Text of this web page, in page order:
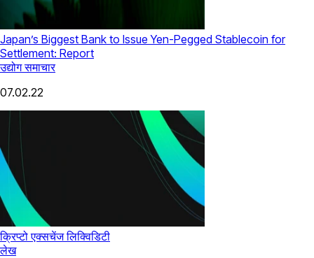
Japan’s Biggest Bank to Issue Yen-Pegged Stablecoin for
Settlement: Report
उद्योग समाचार
07.02.22
क्रिप्टो एक्सचेंज लिक्विडिटी
लेख